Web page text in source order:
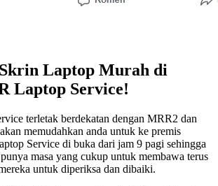
Laptop Murah di
Laptop Service!
terletak berdekatan dengan MRR2 dan
memudahkan anda untuk ke premis
Service di buka dari jam 9 pagi sehingga
masa yang cukup untuk membawa terus
untuk diperiksa dan dibaiki.